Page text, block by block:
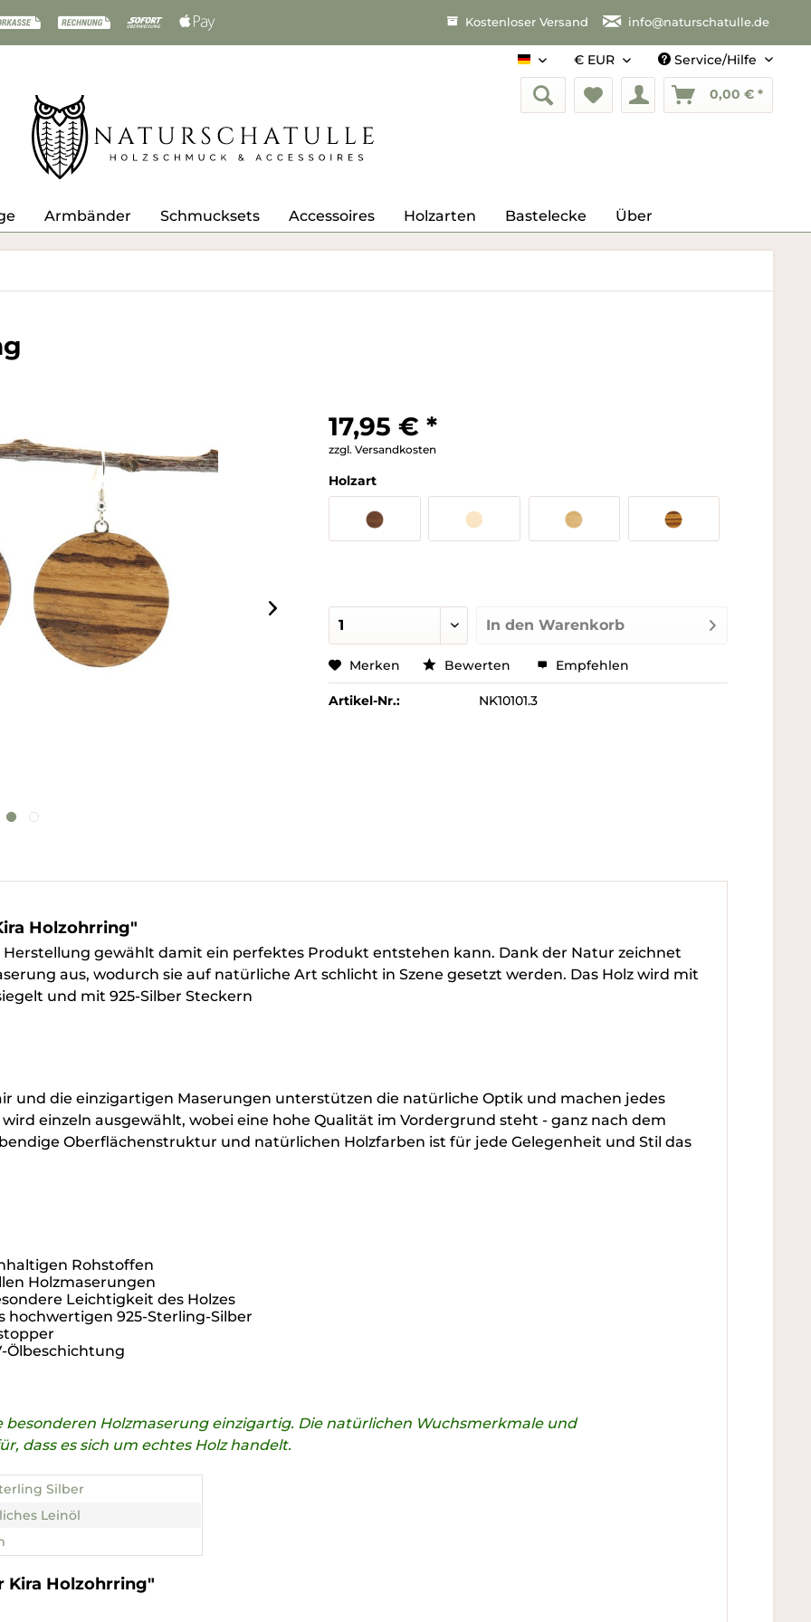
Kostenloser Versand info@naturschatulle.de
Deutsch Service/Hilfe
0,00 € *
Armbänder Schmucksets Accessoires Holzarten Bastelecke Über
17,95 € *
zzgl. Versandkosten
Holzart
In den Warenkorb
Merken Bewerten Empfehlen
Artikel-Nr.: NK10101.3
Holzohrring"
gewählt damit ein perfektes Produkt entstehen kann. Dank der Natur zeichnet
aus, wodurch sie auf natürliche Art schlicht in Szene gesetzt werden. Das Holz wird mit
und mit 925-Silber Steckern
und die einzigartigen Maserungen unterstützen die natürliche Optik und machen jedes
einzeln ausgewählt, wobei eine hohe Qualität im Vordergrund steht - ganz nach dem
Oberflächenstruktur und natürlichen Holzfarben ist für jede Gelegenheit und Stil das
Rohstoffen
Holzmaserungen
Leichtigkeit des Holzes
hochwertigen 925-Sterling-Silber
Ölbeschichtung
Holzmaserung einzigartig. Die natürlichen Wuchsmerkmale und
dass es sich um echtes Holz handelt.
Silber
Leinöl
Kira Holzohrring"